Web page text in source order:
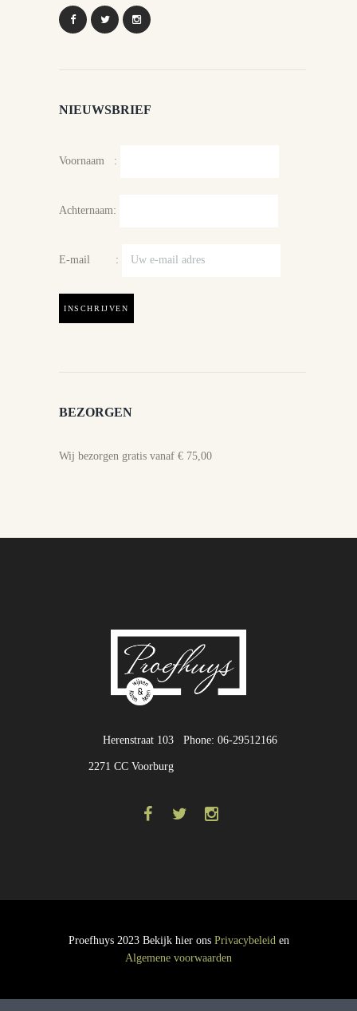
NIEUWSBRIEF
Voornaam :
Achternaam:
E-mail :
BEZORGEN
Wij bezorgen gratis vanaf € 75,00
Phone: 06-29512166
Herenstraat 103
2271 CC Voorburg
Proefhuys 2023 Bekijk hier ons Privacybeleid en
Algemene voorwaarden